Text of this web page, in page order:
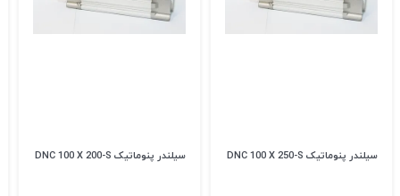
سیلندر پنوماتیک DNC 100 X 250-S سیلندر پنوماتیک DNC 100 X 200-S